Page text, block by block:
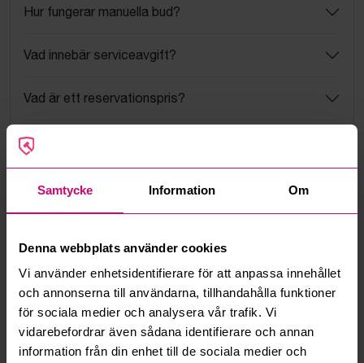
Samtycke Information Om
Denna webbplats använder cookies
Vi använder enhetsidentifierare för att anpassa innehållet
och annonserna till användarna, tillhandahålla funktioner
för sociala medier och analysera vår trafik. Vi
vidarebefordrar även sådana identifierare och annan
information från din enhet till de sociala medier och
Hur fungerar manuella bud?
Vad innebär serviceavgift?
Vad är ett reservationspris?
Hur fungerar maxbud?
Hur fungerar budmotorn?
Kan ni frakta mina vunna objekt?
Läs fler frågor och svar